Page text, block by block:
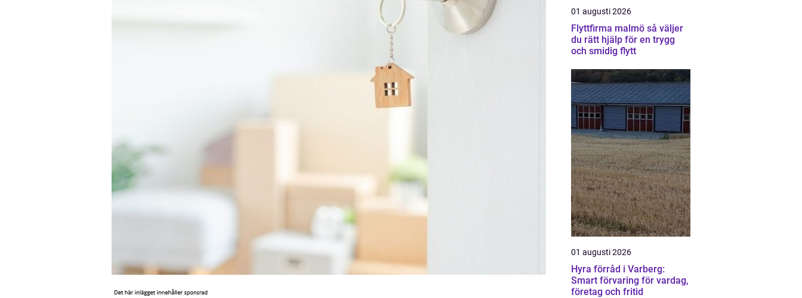
01 augusti 2026
Flyttfirma malmö så väljer
du rätt hjälp för en trygg
och smidig flytt
01 augusti 2026
Hyra förråd i Varberg:
Smart förvaring för vardag,
företag och fritid